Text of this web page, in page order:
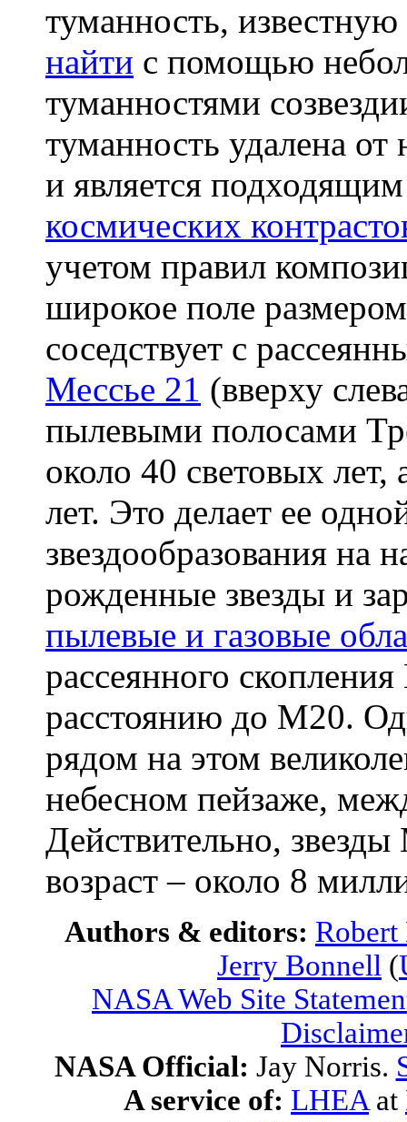
туманность,
найти с помощью
туманностями
туманность удалена от
и является
космических
учетом правил
широкое поле
соседствует с
Мессье 21 (вверху
пылевыми полосами
около 40 световых лет,
лет. Это делает ее
звездообразования на
рожденные звезды и
пылевые и газовые
рассеянного
расстоянию до M20.
рядом на этом
небесном пейзаже,
Действительно,
возраст – около 8
Authors & editors:
Jerry Bonnell (
NASA Web Site
NASA Official: Jay Norris.
A service of: LHEA at